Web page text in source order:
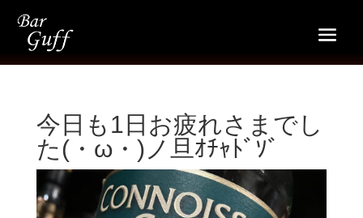
今日も1日お疲れさまでし
た(・ω・)ノ旦ｵﾁｬﾄﾞｿﾞ